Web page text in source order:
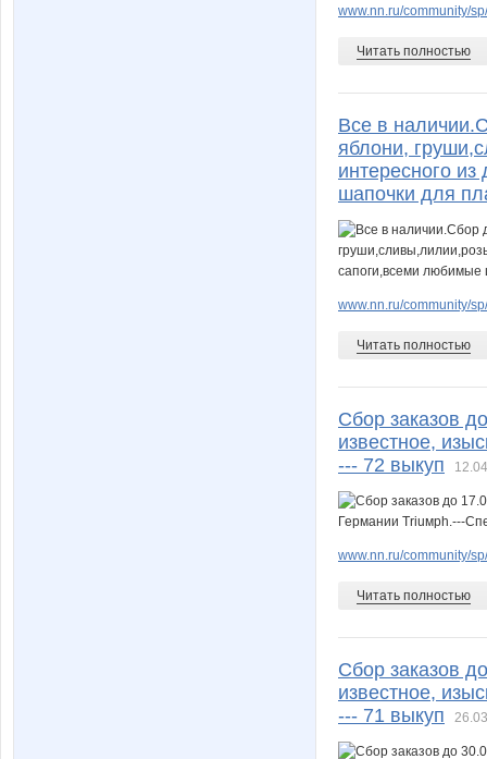
www.nn.ru/community/
Читать полностью
Все в
яблони,
интересного
шапочки для
www.nn.ru/community/
Читать полностью
Сбор заказов
известное,
--- 72 выкуп
www.nn.ru/community/
Читать полностью
Сбор заказов
известное,
--- 71 выкуп